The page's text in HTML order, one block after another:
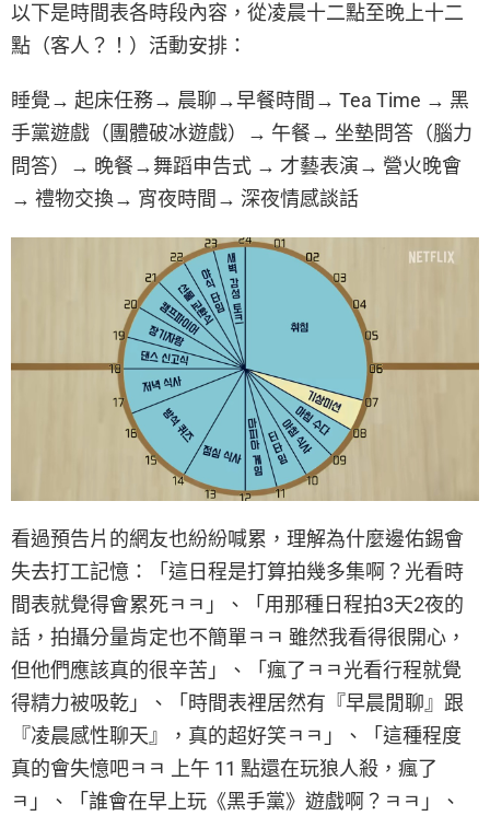
以下是時間表各時段內容，從凌晨十二點至晚上十二
點（客人？！）活動安排：
睡覺→ 起床任務→ 晨聊→早餐時間→ Tea Time → 黑
手黨遊戲（團體破冰遊戲）→ 午餐→ 坐墊問答（腦力
問答）→ 晚餐→舞蹈申告式 → 才藝表演→ 營火晚會
→ 禮物交換→ 宵夜時間→ 深夜情感談話
看過預告片的網友也紛紛喊累，理解為什麼邊佑錫會
失去打工記憶：「這日程是打算拍幾多集啊？光看時
間表就覺得會累死ㅋㅋ」、「用那種日程拍3天2夜的
話，拍攝分量肯定也不簡單ㅋㅋ 雖然我看得很開心，
但他們應該真的很辛苦」、「瘋了ㅋㅋ光看行程就覺
得精力被吸乾」、「時間表裡居然有『早晨閒聊』跟
『凌晨感性聊天』，真的超好笑ㅋㅋ」、「這種程度
真的會失憶吧ㅋㅋ 上午 11 點還在玩狼人殺，瘋了
ㅋ」、「誰會在早上玩《黑手黨》遊戲啊？ㅋㅋ」、